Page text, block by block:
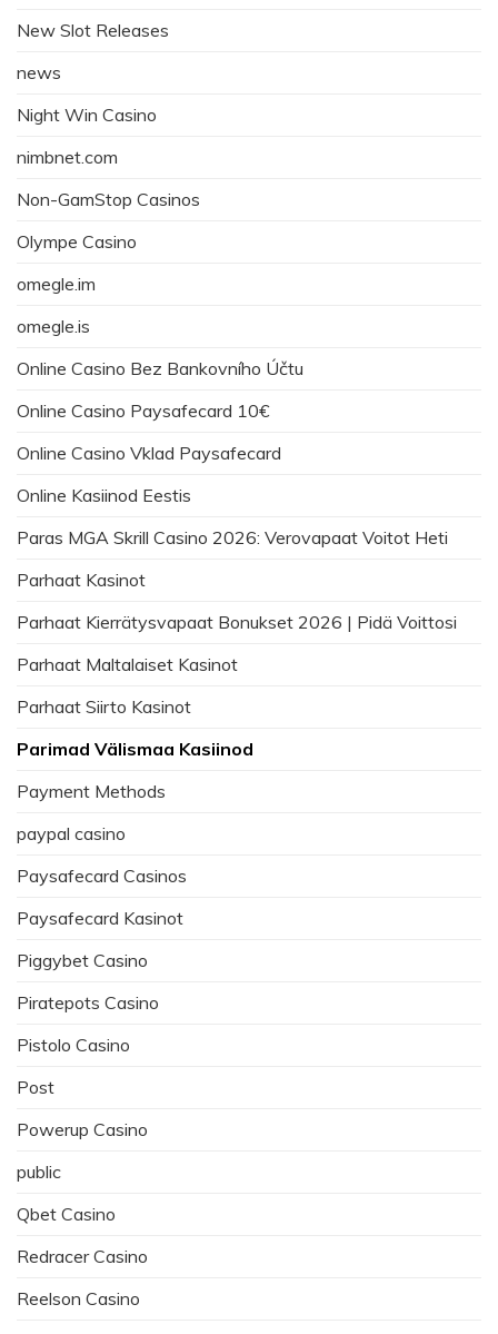
New Slot Releases
news
Night Win Casino
nimbnet.com
Non-GamStop Casinos
Olympe Casino
omegle.im
omegle.is
Online Casino Bez Bankovního Účtu
Online Casino Paysafecard 10€
Online Casino Vklad Paysafecard
Online Kasiinod Eestis
Paras MGA Skrill Casino 2026: Verovapaat Voitot Heti
Parhaat Kasinot
Parhaat Kierrätysvapaat Bonukset 2026 | Pidä Voittosi
Parhaat Maltalaiset Kasinot
Parhaat Siirto Kasinot
Parimad Välismaa Kasiinod
Payment Methods
paypal casino
Paysafecard Casinos
Paysafecard Kasinot
Piggybet Casino
Piratepots Casino
Pistolo Casino
Post
Powerup Casino
public
Qbet Casino
Redracer Casino
Reelson Casino